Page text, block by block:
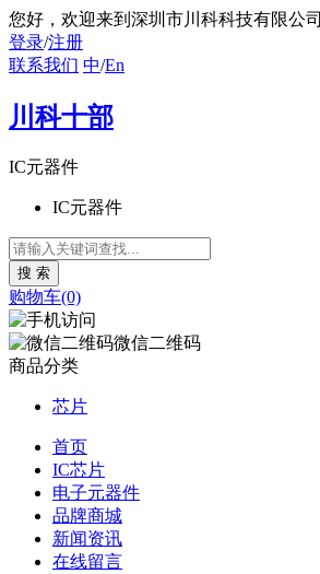
您好 ，欢迎来到深圳市川科科技有限公司
登录/注册
联系我们 中/En
川科十部
IC元器件
IC元器件
购物车(0)
微信二维码
商品分类
芯片
首页
IC芯片
电子元器件
品牌商城
新闻资讯
在线留言